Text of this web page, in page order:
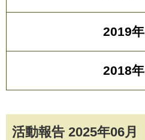
活動報告 2025年06月
2019年
2018年